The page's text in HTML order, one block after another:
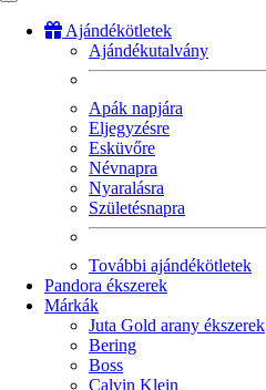
Ajándékötletek
Ajándékutalvány
Apák napjára
Eljegyzésre
Esküvőre
Névnapra
Nyaralásra
Születésnapra
További ajándékötletek
Pandora ékszerek
Márkák
Juta Gold arany ékszerek
Bering
Boss
Calvin Klein